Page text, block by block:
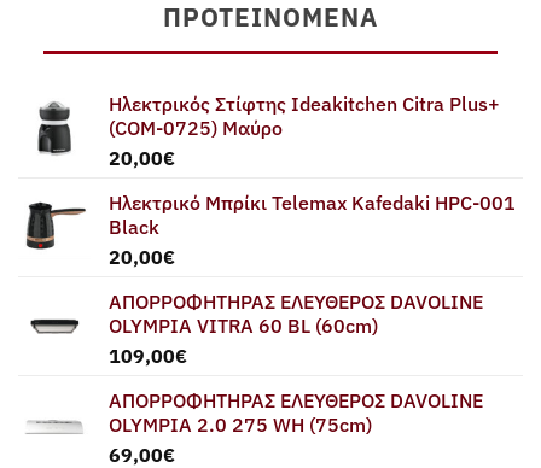
79,00€.είναι:
75,00€.
ΠΡΟΤΕΙΝΌΜΕΝΑ
Ηλεκτρικός Στίφτης Ideakitchen Citra Plus+
(COM-0725) Μαύρο
20,00€
Ηλεκτρικό Μπρίκι Telemax Kafedaki HPC-001
Black
20,00€
ΑΠΟΡΡΟΦΗΤΗΡΑΣ ΕΛΕΥΘΕΡΟΣ DAVOLINE
OLYMPIA VITRA 60 BL (60cm)
109,00€
ΑΠΟΡΡΟΦΗΤΗΡΑΣ ΕΛΕΥΘΕΡΟΣ DAVOLINE
OLYMPIA 2.0 275 WH (75cm)
69,00€